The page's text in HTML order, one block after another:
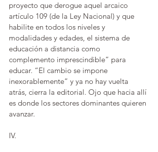
proyecto que derogue aquel arcaico
artículo 109 (de la Ley Nacional) y que
habilite en todos los niveles y
modalidades y edades, el sistema de
educación a distancia como
complemento imprescindible” para
educar. “El cambio se impone
inexorablemente” y ya no hay vuelta
atrás, cierra la editorial. Ojo que hacia allí
es donde los sectores dominantes quieren
avanzar.
IV.